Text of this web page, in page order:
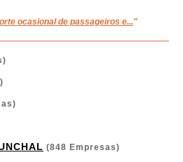
ocasional de passageiros e..."
(848 Empresas)